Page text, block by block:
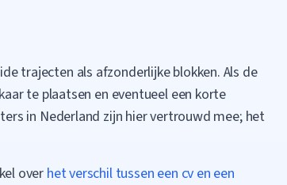
trajecten als afzonderlijke blokken. Als de
te plaatsen en eventueel een korte
in Nederland zijn hier vertrouwd mee; het
over het verschil tussen een cv en een